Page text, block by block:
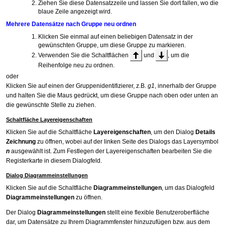
Ziehen Sie diese Datensatzzeile und lassen Sie dort fallen, wo die
blaue Zeile angezeigt wird.
Mehrere Datensätze nach Gruppe neu ordnen
Klicken Sie einmal auf einen beliebigen Datensatz in der
gewünschten Gruppe, um diese Gruppe zu markieren.
Verwenden Sie die Schaltflächen
und
, um die
Reihenfolge neu zu ordnen.
oder
Klicken Sie auf einen der Gruppenidentifizierer, z.B. g1, innerhalb der Gruppe
und halten Sie die Maus gedrückt, um diese Gruppe nach oben oder unten an
die gewünschte Stelle zu ziehen.
Schaltfläche Layereigenschaften
Klicken Sie auf die Schaltfläche Layereigenschaften, um den Dialog Details
Zeichnung zu öffnen, wobei auf der linken Seite des Dialogs das Layersymbol
n ausgewählt ist. Zum Festlegen der Layereigenschaften bearbeiten Sie die
Registerkarte in diesem Dialogfeld.
Dialog Diagrammeinstellungen
Klicken Sie auf die Schaltfläche Diagrammeinstellungen, um das Dialogfeld
Diagrammeinstellungen zu öffnen.
Der Dialog Diagrammeinstellungen stellt eine flexible Benutzeroberfläche
dar, um Datensätze zu Ihrem Diagrammfenster hinzuzufügen bzw. aus dem